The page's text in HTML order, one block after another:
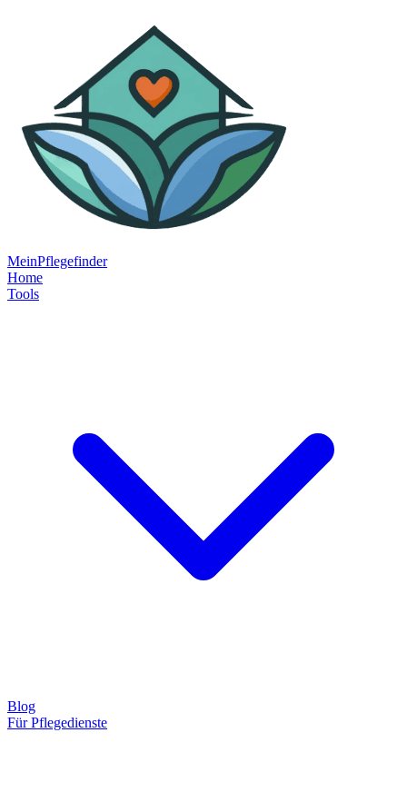
MeinPflegefinder
Home
Tools
Blog
Für Pflegedienste